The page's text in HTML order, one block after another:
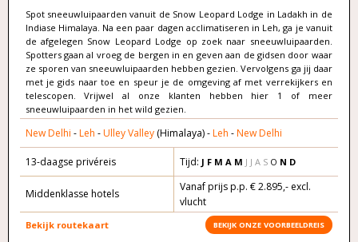
Spot sneeuwluipaarden vanuit de Snow Leopard Lodge in Ladakh in de
Indiase Himalaya. Na een paar dagen acclimatiseren in Leh, ga je vanuit
de afgelegen Snow Leopard Lodge op zoek naar sneeuwluipaarden.
Spotters gaan al vroeg de bergen in en geven aan de gidsen door waar
ze sporen van sneeuwluipaarden hebben gezien. Vervolgens ga jij daar
met je gids naar toe en speur je de omgeving af met verrekijkers en
telescopen. Vrijwel al onze klanten hebben hier 1 of meer
sneeuwluipaarden in het wild gezien.
New Delhi -Leh -Ulley Valley(Himalaya) -Leh -New Delhi
13-daagse privéreis Tijd: J F M A M J J A S O N D
Middenklasse hotels
Vanaf prijs p.p. € 2.895,- excl.
vlucht
Bekijk routekaart BEKIJK ONZE VOORBEELDREIS